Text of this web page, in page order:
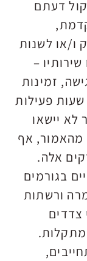
דעתם
ו/או לשנות
–
זמינות
שעות פעילות
לא יישאו
מהאמור, אף
אלה.
בגורמים
ורשתות
צדדים
מתקלות.